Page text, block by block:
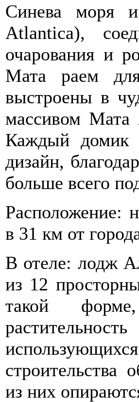
Синева моря
Atlantica),
очарования и
Мата раем
выстроены в
массивом Мата
Каждый домик
дизайн,
больше всего
Расположение:
в 31 км от
В отеле: лодж
из 12
такой
строительства
из них